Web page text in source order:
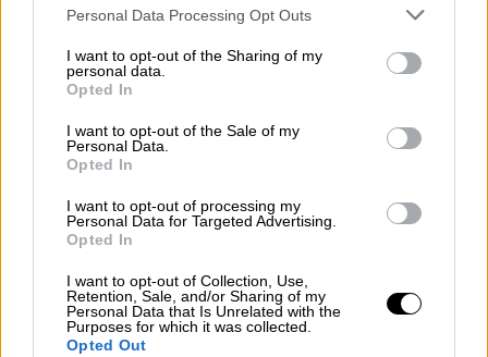
Please note that this website/app uses one or more Google
not limited to your visit or usage behaviour. You may click to
grant or deny consent to Google and its third-party tags to
use your data for below specified purposes in below Google
consent section.
Personal Data Processing Opt Outs
I want to opt-out of the Sharing of my
personal data.
Opted In
I want to opt-out of the Sale of my
Personal Data.
Opted In
I want to opt-out of processing my
Personal Data for Targeted Advertising.
Opted In
I want to opt-out of Collection, Use,
Retention, Sale, and/or Sharing of my
Personal Data that Is Unrelated with the
Purposes for which it was collected.
Opted Out
ηγέτες, χαρακτηρίζοντάς τους «αδύναμους»,
ενώ κάλεσε τον Ουκρανό πρόεδρο
Βολοντίμιρ Ζελένσκι να προκηρύξει
πιθανής ένταξης στο ΝΑΤΟ, στο θέμα των
εδαφών και στο γεγονός ότι η Ουκρανία
συνεχίζει να χάνει στρατηγικής σημασίας
περιοχές – οι θέσεις μας συμπίπτουν»,
δήλωσε ο εκπρόσωπος του Κρεμλίνου,
Ντμίτρι Πεσκόφ, απευθυνόμενος σε
δημοσιογράφους, μεταξύ των οποίων και
του AFP.